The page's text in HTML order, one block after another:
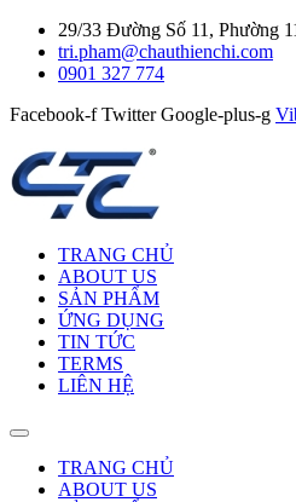
29/33 Đường Số 11, Phường
tri.pham@chauthienchi.com
0901 327 774
Facebook-f Twitter Google-plus-g
TRANG CHỦ
ABOUT US
SẢN PHẨM
ỨNG DỤNG
TIN TỨC
TERMS
LIÊN HỆ
TRANG CHỦ
ABOUT US